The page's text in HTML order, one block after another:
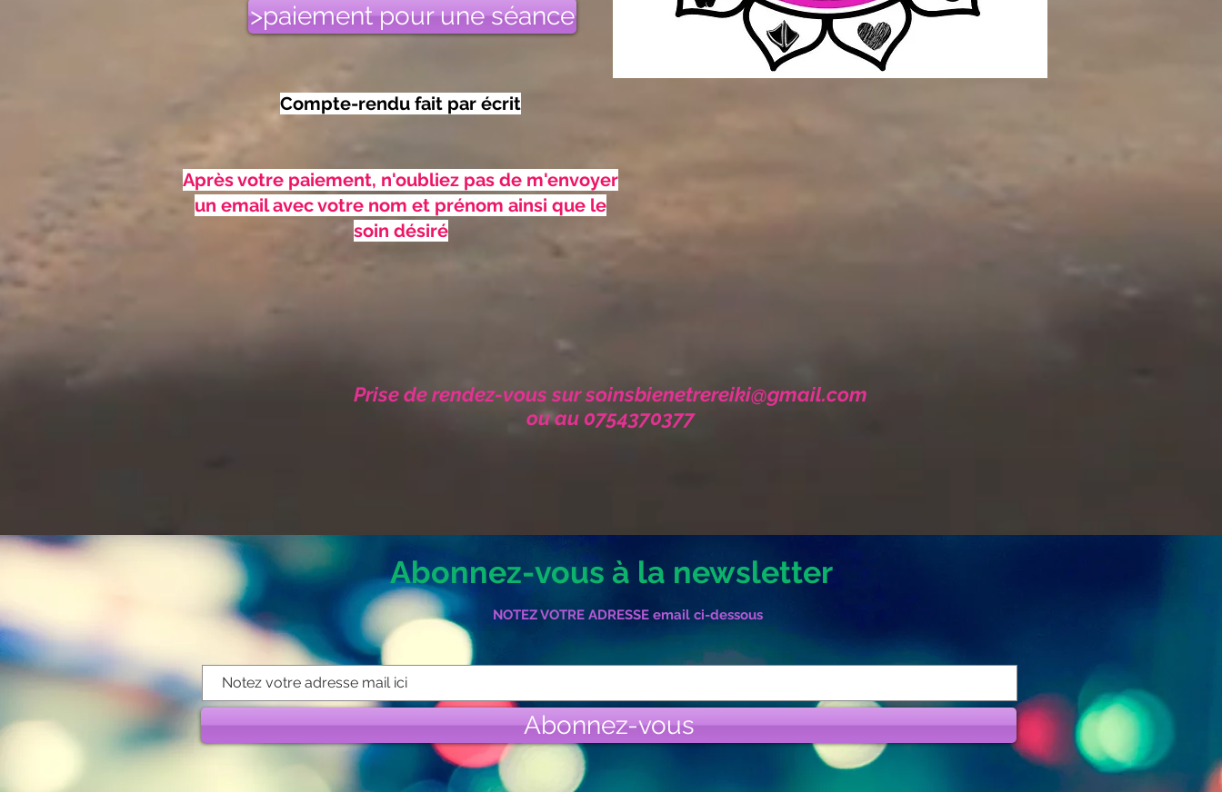
Compte-rendu fait par écrit
Après votre paiement, n'oubliez pas de m'envoyer
un email avec votre nom et prénom ainsi que le
soin désiré
>paiement pour une séance
Prise de rendez-vous sursoinsbienetrereiki@gmail.com
ou au 0754370377
Abonnez-vous à la newsletter
NOTEZ VOTRE ADRESSE email ci-dessous
Abonnez-vous